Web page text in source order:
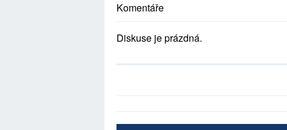
Komentáře
Diskuse je prázdná.